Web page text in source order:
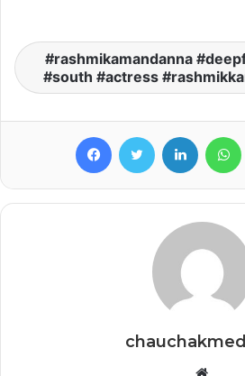
rashmikamandanna
#south #actress
FacebookTwitter LinkedIn